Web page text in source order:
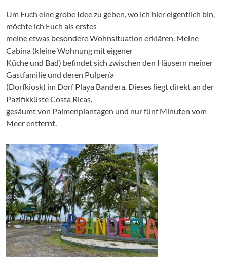
Um Euch eine grobe Idee zu geben, wo ich hier eigentlich bin,
möchte ich Euch als erstes
meine etwas besondere Wohnsituation erklären. Meine
Cabina (kleine Wohnung mit eigener
Küche und Bad) befindet sich zwischen den Häusern meiner
Gastfamilie und deren Pulpería
(Dorfkiosk) im Dorf Playa Bandera. Dieses liegt direkt an der
Pazifikküste Costa Ricas,
gesäumt von Palmenplantagen und nur fünf Minuten vom
Meer entfernt.